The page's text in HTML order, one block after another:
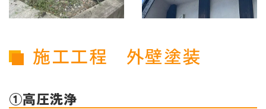
施工工程 外壁塗装
①高圧洗浄